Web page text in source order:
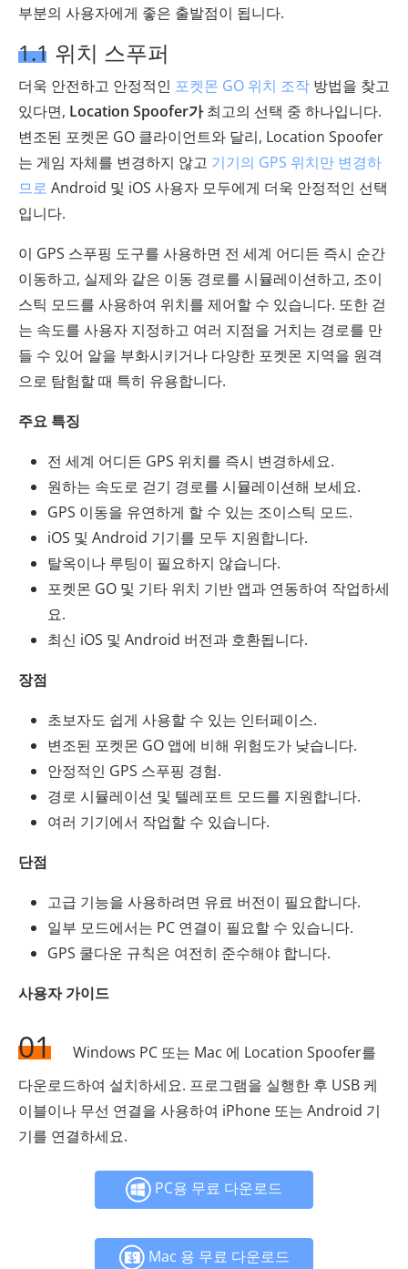
부분의 사용자에게 좋은 출발점이 됩니다.
1.1 위치 스푸퍼
더욱 안전하고 안정적인 포켓몬 GO 위치 조작 방법을 찾고
있다면, Location Spoofer가최고의 선택 중 하나입니다.
변조된 포켓몬 GO 클라이언트와 달리, Location Spoofer
는 게임 자체를 변경하지 않고 기기의 GPS 위치만 변경하
므로 Android 및 iOS 사용자 모두에게 더욱 안정적인 선택
입니다.
이 GPS 스푸핑 도구를 사용하면 전 세계 어디든 즉시 순간
이동하고, 실제와 같은 이동 경로를 시뮬레이션하고, 조이
스틱 모드를 사용하여 위치를 제어할 수 있습니다. 또한 걷
는 속도를 사용자 지정하고 여러 지점을 거치는 경로를 만
들 수 있어 알을 부화시키거나 다양한 포켓몬 지역을 원격
으로 탐험할 때 특히 유용합니다.
주요 특징
전 세계 어디든 GPS 위치를 즉시 변경하세요.
원하는 속도로 걷기 경로를 시뮬레이션해 보세요.
GPS 이동을 유연하게 할 수 있는 조이스틱 모드.
iOS 및 Android 기기를 모두 지원합니다.
탈옥이나 루팅이 필요하지 않습니다.
포켓몬 GO 및 기타 위치 기반 앱과 연동하여 작업하세
요.
최신 iOS 및 Android 버전과 호환됩니다.
장점
초보자도 쉽게 사용할 수 있는 인터페이스.
변조된 포켓몬 GO 앱에 비해 위험도가 낮습니다.
안정적인 GPS 스푸핑 경험.
경로 시뮬레이션 및 텔레포트 모드를 지원합니다.
여러 기기에서 작업할 수 있습니다.
단점
고급 기능을 사용하려면 유료 버전이 필요합니다.
일부 모드에서는 PC 연결이 필요할 수 있습니다.
GPS 쿨다운 규칙은 여전히 ​​준수해야 합니다.
사용자 가이드
01
Windows PC 또는 Mac 에 Location Spoofer를
다운로드하여 설치하세요. 프로그램을 실행한 후 USB 케
이블이나 무선 연결을 사용하여 iPhone 또는 Android 기
기를 연결하세요.
PC용 무료 다운로드
Mac 용 무료 다운로드